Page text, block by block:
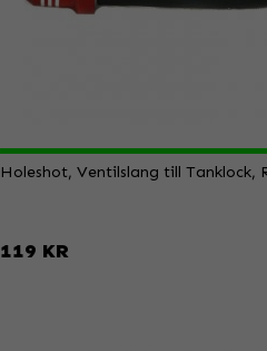
Holeshot, Ventilslang till Tanklock,
119 KR